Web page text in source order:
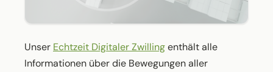
Unser Echtzeit Digitaler Zwillingenthält alle
Informationen über die Bewegungen aller